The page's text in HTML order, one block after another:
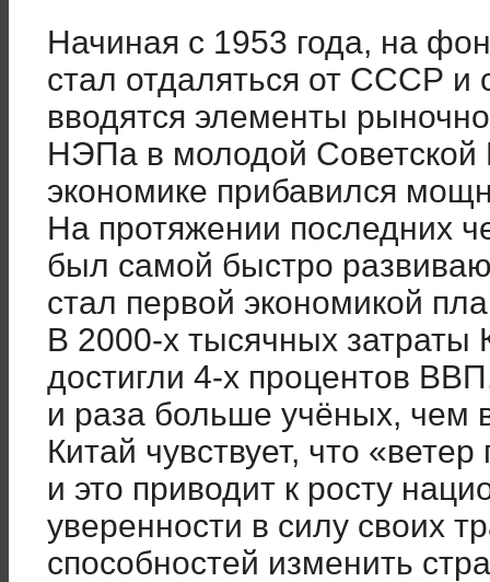
Начиная с 1953 года, на
стал отдаляться от СССР
вводятся элементы
НЭПа в молодой Советской
экономике прибавился
На протяжении последних
был самой быстро
стал первой экономикой
В 2000-х тысячных затраты
достигли 4-х процентов
и раза больше учёных,
Китай чувствует, что
и это приводит к росту
уверенности в силу своих
способностей изменить